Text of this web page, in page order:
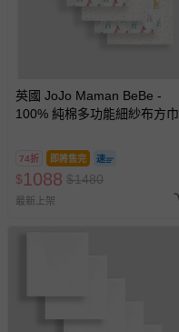
英國 JoJo Maman BeBe -
100% 純棉多功能細紗布方巾/
禮盒組(60*60cm)-粉色長頸鹿
74折 即將售完
$1088 $1480
最新上架